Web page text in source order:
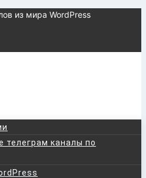
из мира WordPress
телеграм каналы по